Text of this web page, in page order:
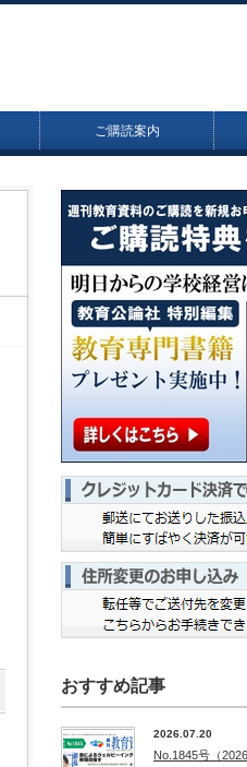
ご購読案内
おすすめ記事
2026.07.20
No.1845号（